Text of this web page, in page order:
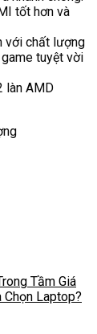
tốt hơn và
với chất lượng
tuyệt vời
làn AMD
Tầm Giá
Laptop?